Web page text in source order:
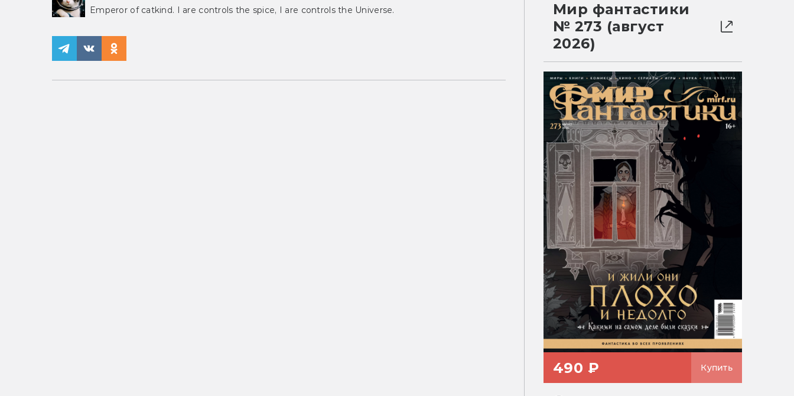
Emperor of catkind. I are controls the spice, I are controls the Universe.
Мир фантастики
№ 273 (август
2026)
490 ₽ Купить